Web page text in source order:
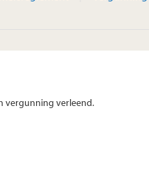
vergunning verleend.